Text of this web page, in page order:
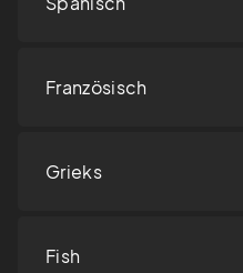
Französisch
Grieks
Fish